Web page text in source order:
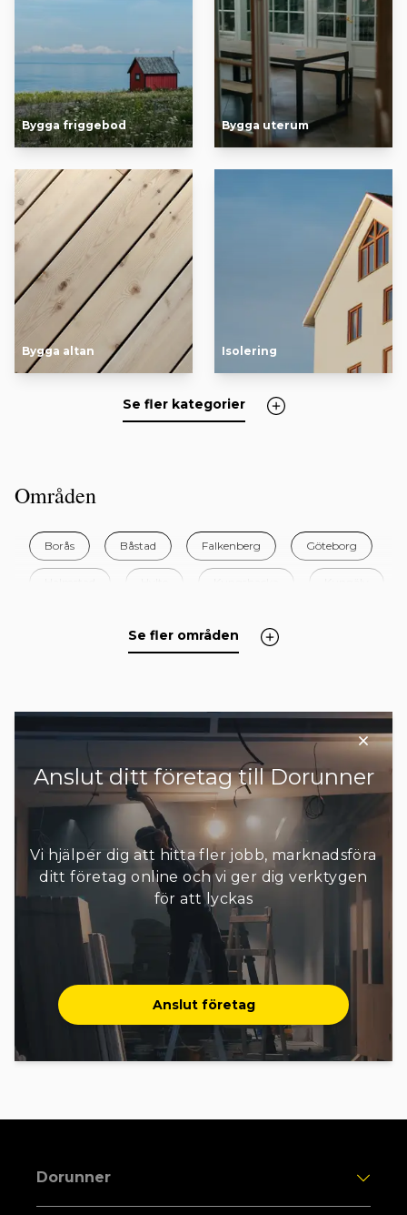
Bygga friggebod Bygga uterum
Bygga altan Isolering
Se fler kategorier
Områden
Borås Båstad Falkenberg Göteborg
Se fler områden
Anslut ditt företag till Dorunner
Vi hjälper dig att hitta fler jobb, marknadsföra
ditt företag online och vi ger dig verktygen
för att lyckas
Anslut företag
Dorunner